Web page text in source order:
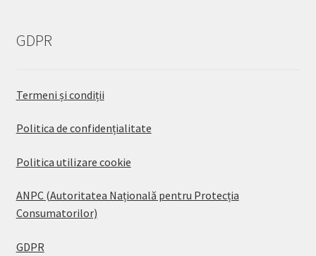
GDPR
Termeni și condiții
Politica de confidențialitate
Politica utilizare cookie
ANPC (Autoritatea Națională pentru Protecția
Consumatorilor)
GDPR